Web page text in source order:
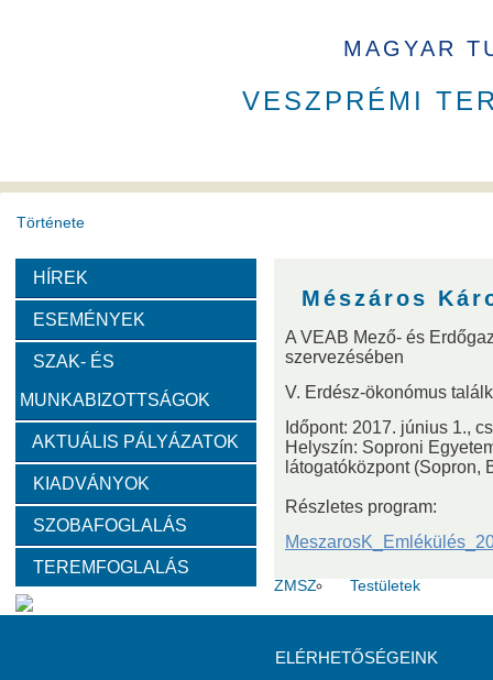
MAGYAR
VESZPRÉMI
Története
A VEAB története
Díjak
Emlékérem Év Kutatója VEAB Kiemelkedő Ifjú
Szervezeti felépítése
Választott vezetők
Tanácskozási jogú tagok SZMSZ Testületek
HÍREK
ESEMÉNYEK
SZAK- ÉS
MUNKABIZOTTSÁGOK
AKTUÁLIS PÁLYÁZATOK
KIADVÁNYOK
SZOBAFOGLALÁS
TEREMFOGLALÁS
Mészáros
A VEAB Mező- és
szervezésében
V. Erdész-ökonómus
Időpont: 2017. június 1.,
Helyszín: Soproni
látogatóközpont (Sopron,
Részletes program:
ELÉRHETŐSÉGEINK